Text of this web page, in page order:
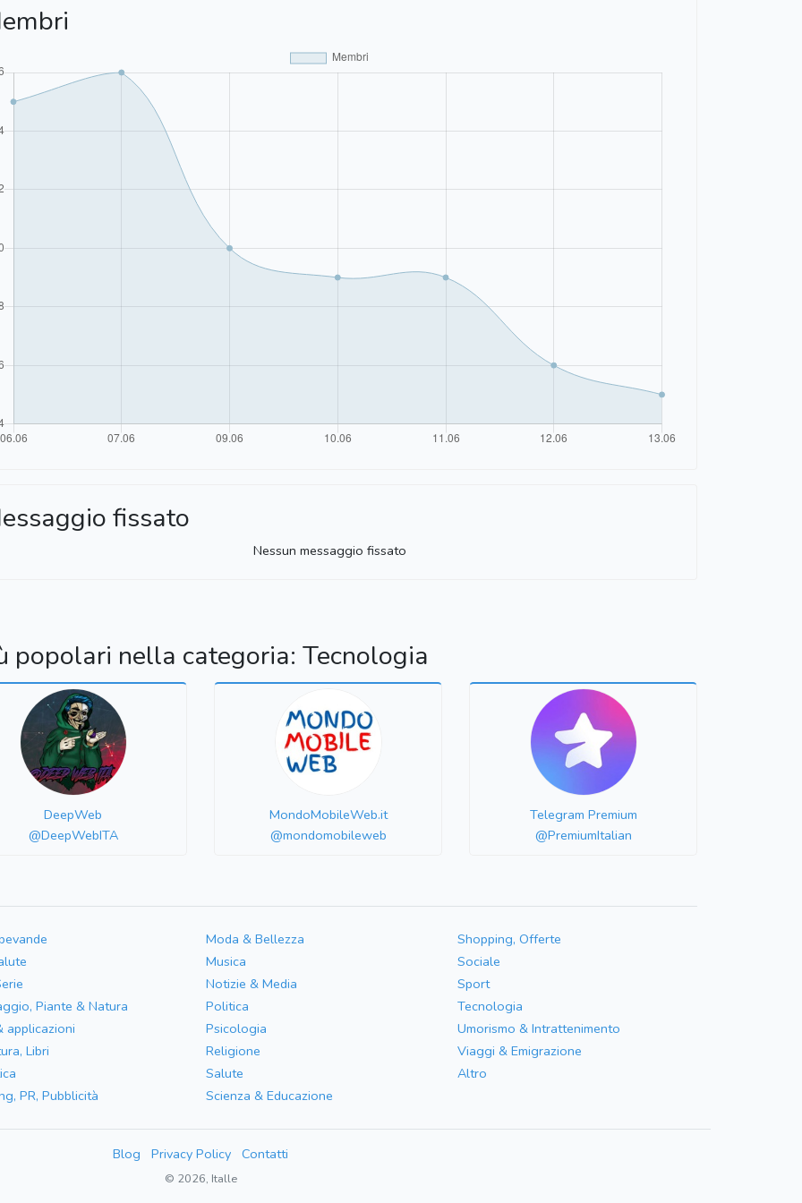
fissato
Nessun messaggio fissato
popolari nella categoria: Tecnologia
DeepWeb
@DeepWebITA
MondoMobileWeb.it
@mondomobileweb
Telegram Premium
@PremiumItalian
Piante & Natura
applicazioni
Libri
PR, Pubblicità
Moda & Bellezza
Musica
Notizie & Media
Politica
Psicologia
Religione
Salute
Scienza & Educazione
Shopping, Offerte
Sociale
Sport
Tecnologia
Umorismo & Intrattenimento
Viaggi & Emigrazione
Altro
Blog Privacy Policy Contatti
© 2026, Italle